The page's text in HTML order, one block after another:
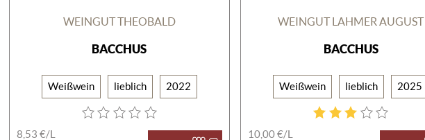
WEINGUT THEOBALD
BACCHUS
Weißwein lieblich 2022
8,53 €/L
WEINGUT LAHMER AUGUST
BACCHUS
Weißwein lieblich 2025
10,00 €/L